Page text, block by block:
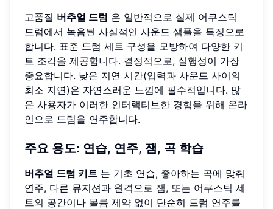
고품질 버추얼 드럼 은 일반적으로 실제 어쿠스틱
드럼에서 녹음된 사실적인 사운드 샘플을 특징으로
합니다. 표준 드럼 세트 구성을 모방하여 다양한 키
트 조각을 제공합니다. 결정적으로, 실행성이 가장
중요합니다. 낮은 지연 시간(입력과 사운드 사이의
최소 지연)은 자연스러운 느낌에 필수적입니다. 많
은 사용자가 이러한 인터랙티브한 경험을 위해 온라
인으로 드럼을 연주합니다.
주요 용도: 연습, 연주, 잼, 곡 학습
버추얼 드럼 키트 는 기초 연습, 좋아하는 곡에 맞춰
연주, 다른 뮤지션과 원격으로 잼, 또는 어쿠스틱 세
트의 공간이나 볼륨 제약 없이 단순히 드럼 연주를